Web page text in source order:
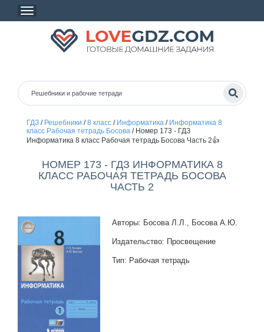
ГДЗ/ Решебники /8 класс/ Информатика/ Информатика 8
класс Рабочая тетрадь Босова/ Номер 173 - ГДЗ
Информатика 8 класс Рабочая тетрадь Босова Часть 2👍
НОМЕР 173 - ГДЗ ИНФОРМАТИКА 8
КЛАСС РАБОЧАЯ ТЕТРАДЬ БОСОВА
ЧАСТЬ 2
Авторы: Босова Л.Л., Босова А.Ю.
Издательство: Просвещение
Тип: Рабочая тетрадь